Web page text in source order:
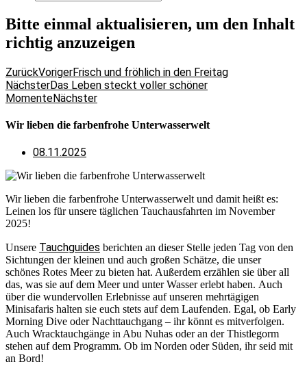
Bitte einmal aktualisieren, um den Inhalt
richtig anzuzeigen
ZurückVorigerFrisch und fröhlich in den Freitag
NächsterDas Leben steckt voller schöner
MomenteNächster
Wir lieben die farbenfrohe Unterwasserwelt
08.11.2025
Wir lieben die farbenfrohe Unterwasserwelt und damit heißt es:
Leinen los für unsere täglichen Tauchausfahrten im November
2025!
Unsere Tauchguides berichten an dieser Stelle jeden Tag von den
Sichtungen der kleinen und auch großen Schätze, die unser
schönes Rotes Meer zu bieten hat. Außerdem erzählen sie über all
das, was sie auf dem Meer und unter Wasser erlebt haben. Auch
über die wundervollen Erlebnisse auf unseren mehrtägigen
Minisafaris halten sie euch stets auf dem Laufenden. Egal, ob Early
Morning Dive oder Nachttauchgang – ihr könnt es mitverfolgen.
Auch Wracktauchgänge in Abu Nuhas oder an der Thistlegorm
stehen auf dem Programm. Ob im Norden oder Süden, ihr seid mit
an Bord!